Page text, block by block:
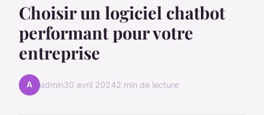
Choisir un logiciel chatbot
performant pour votre
entreprise
A admin30 avril 20242 min de lecture